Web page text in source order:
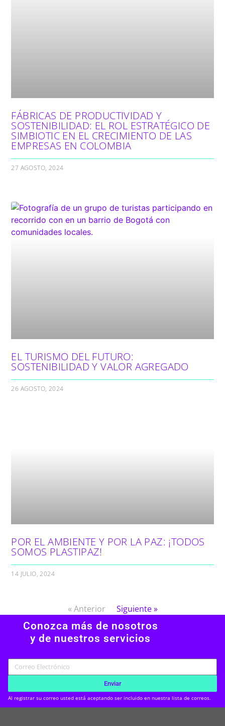
FÁBRICAS DE PRODUCTIVIDAD Y
SOSTENIBILIDAD: EL ROL ESTRATÉGICO DE
SIMBIOTIC EN EL CRECIMIENTO DE LAS
EMPRESAS EN COLOMBIA
27 AGOSTO, 2024
EL TURISMO DEL FUTURO:
SOSTENIBILIDAD Y VALOR AGREGADO
26 AGOSTO, 2024
POR EL AMBIENTE Y POR LA PAZ: ¡TODOS
SOMOS PLASTIPAZ!
14 JULIO, 2024
« Anterior Siguiente »
Conozca más de nosotros
y de nuestros servicios
Enviar
Al registrar su correo usted está aceptando ser incluido en nuestra lista de correos.